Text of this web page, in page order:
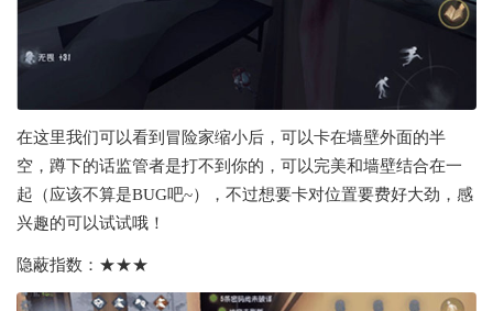
在这里我们可以看到冒险家缩小后，可以卡在墙壁外面的半
空，蹲下的话监管者是打不到你的，可以完美和墙壁结合在一
起（应该不算是BUG吧~），不过想要卡对位置要费好大劲，感
兴趣的可以试试哦！
隐蔽指数：★★★